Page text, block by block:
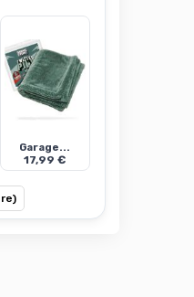
Garage...
17,99 €